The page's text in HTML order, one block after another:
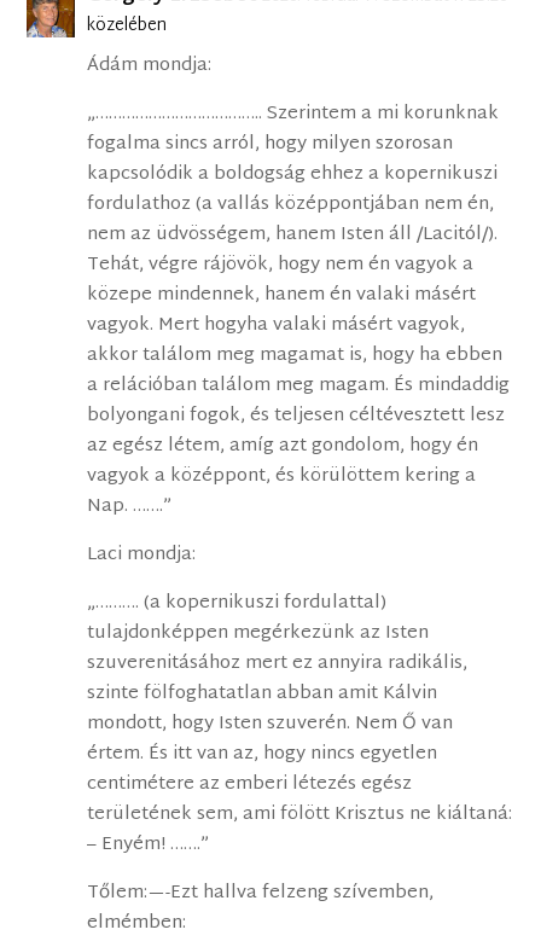
közelében
Ádám mondja:
„……………………………….. Szerintem a mi korunknak
fogalma sincs arról, hogy milyen szorosan
kapcsolódik a boldogság ehhez a kopernikuszi
fordulathoz (a vallás középpontjában nem én,
nem az üdvösségem, hanem Isten áll /Lacitól/).
Tehát, végre rájövök, hogy nem én vagyok a
közepe mindennek, hanem én valaki másért
vagyok. Mert hogyha valaki másért vagyok,
akkor találom meg magamat is, hogy ha ebben
a relációban találom meg magam. És mindaddig
bolyongani fogok, és teljesen céltévesztett lesz
az egész létem, amíg azt gondolom, hogy én
vagyok a középpont, és körülöttem kering a
Nap. …….”
Laci mondja:
„………. (a kopernikuszi fordulattal)
tulajdonképpen megérkezünk az Isten
szuverenitásához mert ez annyira radikális,
szinte fölfoghatatlan abban amit Kálvin
mondott, hogy Isten szuverén. Nem Ő van
értem. És itt van az, hogy nincs egyetlen
centimétere az emberi létezés egész
területének sem, ami fölött Krisztus ne kiáltaná:
– Enyém! …….”
Tőlem:—-Ezt hallva felzeng szívemben,
elmémben: